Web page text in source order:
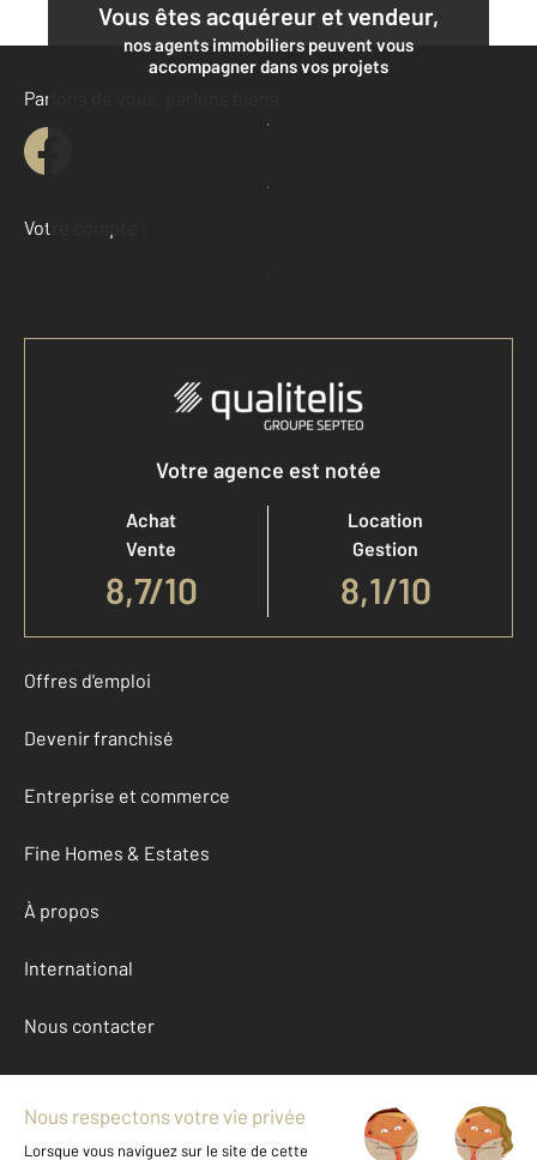
Vous êtes acquéreur et vendeur,
nos agents immobiliers peuvent vous
accompagner dans vos projets
Contacter l'agence
Demander une estimation
Parlons de vous, parlons biens
Votre compte :
Accéder à mon compte
Votre agence est notée
Achat
Vente
8,7/10
Location
Gestion
8,1/10
Offres d'emploi
Devenir franchisé
Entreprise et commerce
Fine Homes & Estates
À propos
International
Nous contacter
Mentions légales & CGU et Barèmes d'honoraires